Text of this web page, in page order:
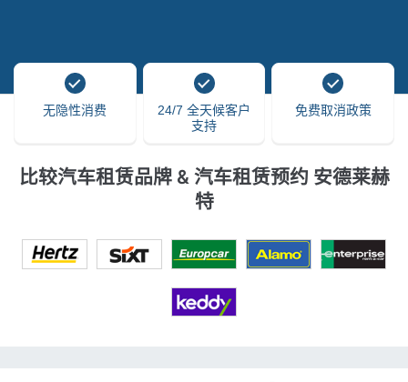
无隐性消费
24/7 全天候客户
支持
免费取消政策
比较汽车租赁品牌 & 汽车租赁预约 安德莱赫
特